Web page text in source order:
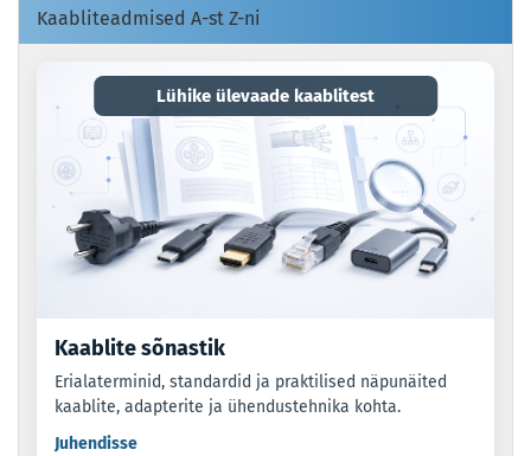
Kaabliteadmised A-st Z-ni
Lühike ülevaade kaablitest
Kaablite sõnastik
Erialaterminid, standardid ja praktilised näpunäited
kaablite, adapterite ja ühendustehnika kohta.
Juhendisse